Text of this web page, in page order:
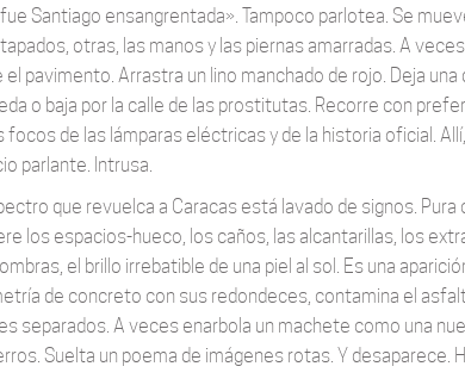
Santiago ensangrentada». Tampoco parlotea. Se
otras, las manos y las piernas amarradas. A
el pavimento. Arrastra un lino manchado de rojo. Deja
o baja por la calle de las prostitutas. Recorre con
focos de las lámparas eléctricas y de la historia oficial.
parlante. Intrusa.
que revuelca a Caracas está lavado de signos.
los espacios-hueco, los caños, las alcantarillas, los
el brillo irrebatible de una piel al sol. Es una
de concreto con sus redondeces, contamina el
separados. A veces enarbola un machete como una
Suelta un poema de imágenes rotas. Y desaparece.